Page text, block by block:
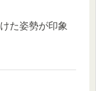
た姿勢が印象